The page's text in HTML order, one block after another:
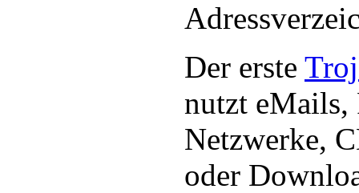
Der erste
nutzt eMails,
Netzwerke,
oder